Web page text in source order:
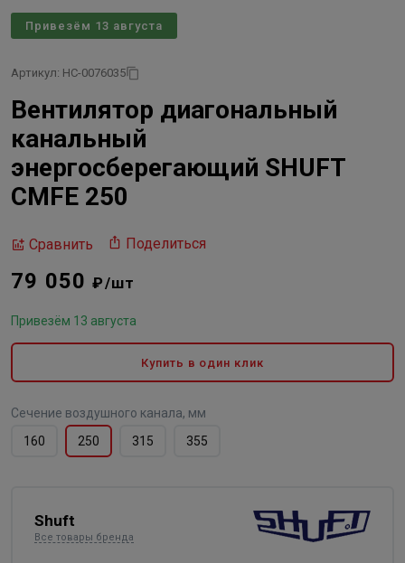
Привезём 13 августа
Артикул: НС-0076035
Вентилятор диагональный
канальный
энергосберегающий SHUFT
CMFE 250
Сравнить Поделиться
79 050₽/шт
Привезём 13 августа
Купить в один клик
Сечение воздушного канала, мм
160
250 315 355
Shuft
Все товары бренда